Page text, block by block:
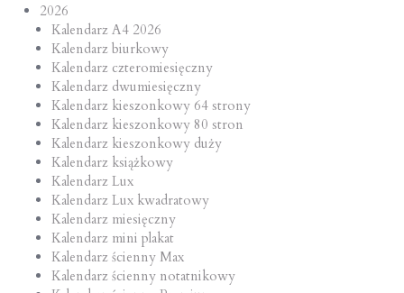
2026
Kalendarz A4 2026
Kalendarz biurkowy
Kalendarz czteromiesięczny
Kalendarz dwumiesięczny
Kalendarz kieszonkowy 64 strony
Kalendarz kieszonkowy 80 stron
Kalendarz kieszonkowy duży
Kalendarz książkowy
Kalendarz Lux
Kalendarz Lux kwadratowy
Kalendarz miesięczny
Kalendarz mini plakat
Kalendarz ścienny Max
Kalendarz ścienny notatnikowy